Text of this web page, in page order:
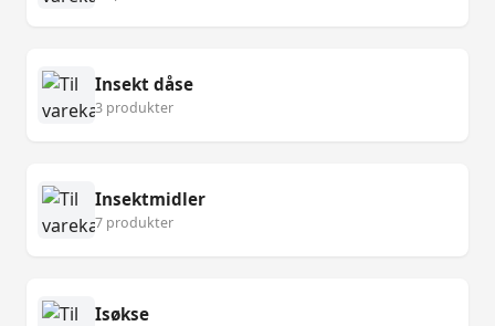
Insekt dåse
3 produkter
Insektmidler
7 produkter
Isøkse